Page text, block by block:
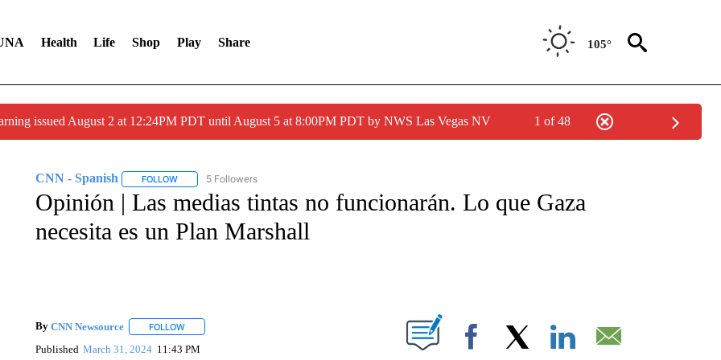
Health Life Shop Play Share 105°
issued August 2 at 12:24PM PDT until August 5 at 8:00PM PDT by NWS Las Vegas NV 1 of 48
CNN - Spanish FOLLOWFOLLOW "CNN - SPANISH" TO RECEIVE NOTIFICATIONS ABOUT NEW PAGES ON "CNN - SPANISH".
5 Followers
Opinión | Las medias tintas no funcionarán. Lo que Gaza
necesita es un Plan Marshall
By CNN Newsource FOLLOWFOLLOW "" TO RECEIVE NOTIFICATIONS ABOUT NEW PAGES ON "".
Published March 31, 2024 11:43 PM Facebook